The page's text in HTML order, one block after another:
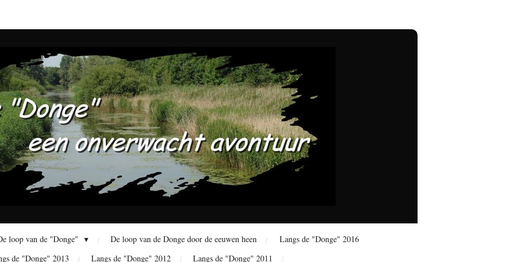
loop van de "Donge" De loop van de Donge door de eeuwen heen
Langs de "Donge" 2016
de "Donge" 2013 Langs de "Donge" 2012 Langs de "Donge" 2011